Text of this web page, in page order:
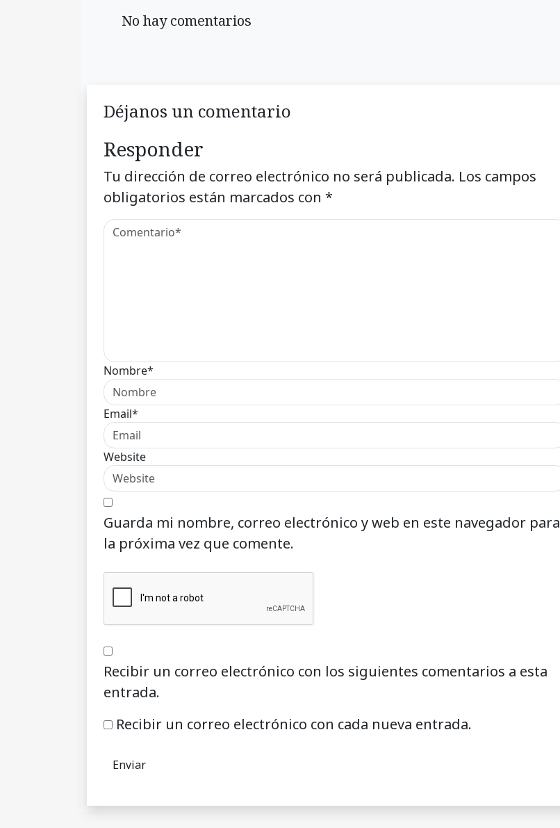
No hay comentarios
Déjanos un comentario
Responder
Tu dirección de correo electrónico no será publicada. Los campos
obligatorios están marcados con *
Nombre*
Email*
Website
Guarda mi nombre, correo electrónico y web en este navegador para
la próxima vez que comente.
Recibir un correo electrónico con los siguientes comentarios a esta
entrada.
Recibir un correo electrónico con cada nueva entrada.